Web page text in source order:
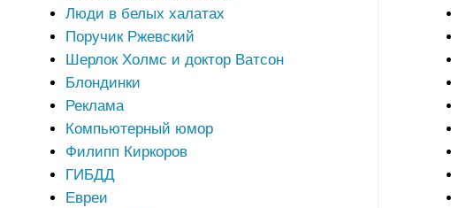
Люди в белых халатах
Поручик Ржевский
Шерлок Холмс и доктор Ватсон
Блондинки
Реклама
Компьютерный юмор
Филипп Киркоров
ГИБДД
Евреи